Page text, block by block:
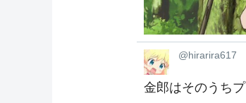
@hirarira617
金郎はそのうち